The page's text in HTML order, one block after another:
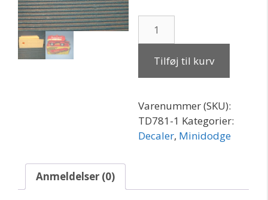
trailer
antalTilføj til kurv
Varenummer (SKU):
TD781-1 Kategorier:
Decaler, Minidodge
Anmeldelser (0)